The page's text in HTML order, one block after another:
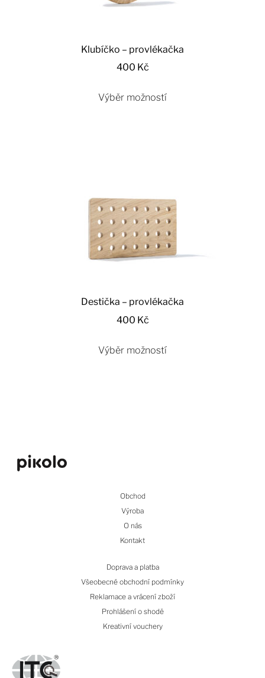
Klubíčko – provlékačka
400 Kč
Výběr možností
Destička – provlékačka
400 Kč
Výběr možností
Obchod
Výroba
O nás
Kontakt
Doprava a platba
Všeobecné obchodní podmínky
Reklamace a vrácení zboží
Prohlášení o shodě
Kreativní vouchery